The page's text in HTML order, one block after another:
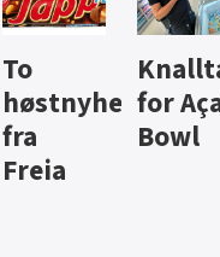
Aass vil
bli
førstevalg
i lite-
Brus
jus fra